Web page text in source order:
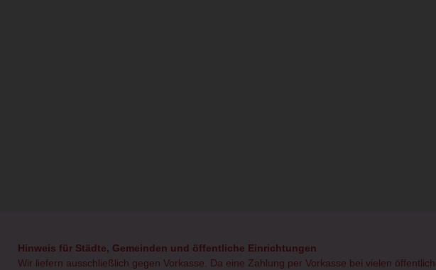
Hinweis für Städte, Gemeinden und öffentliche Einrichtungen
Wir liefern ausschließlich gegen Vorkasse. Da eine Zahlung per Vorkasse bei vielen